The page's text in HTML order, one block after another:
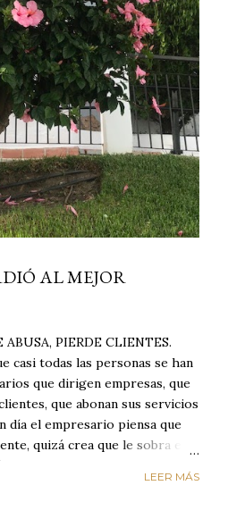
AL MEJOR
PIERDE CLIENTES.
casi todas las personas se han
que dirigen empresas, que
que abonan sus servicios
día el empresario piensa que
quizá crea que le sobra el
de los otros pagan mal y
los servicios. Cuando una
LEER MÁS